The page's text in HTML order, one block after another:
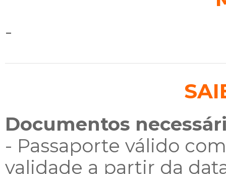
-
Documentos
- Passaporte válido
validade a partir da